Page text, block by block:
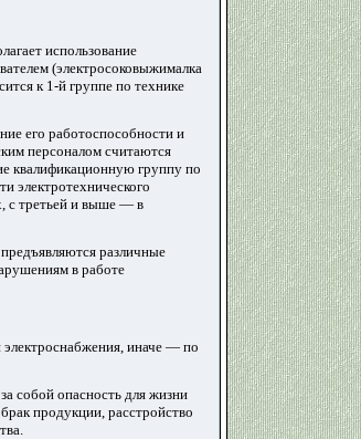
использование
(электросоковыжималка
к 1-й группе по технике
его работоспособности и
персоналом считаются
квалификационную группу по
электротехнического
с третьей и выше — в
различные
в работе
электроснабжения, иначе — по
собой опасность для жизни
продукции, расстройство